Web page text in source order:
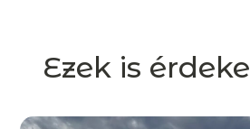
Ezek is